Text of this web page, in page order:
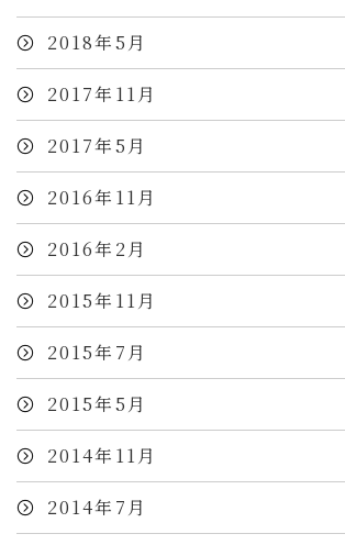
2018年5月
2017年11月
2017年5月
2016年11月
2016年2月
2015年11月
2015年7月
2015年5月
2014年11月
2014年7月